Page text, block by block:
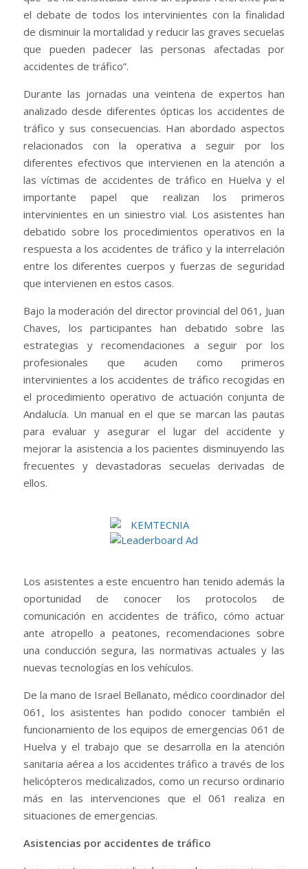
el debate de todos los intervinientes con la finalidad
de disminuir la mortalidad y reducir las graves secuelas
que pueden padecer las personas afectadas por
accidentes de tráfico”.
Durante las jornadas una veintena de expertos han
analizado desde diferentes ópticas los accidentes de
tráfico y sus consecuencias. Han abordado aspectos
relacionados con la operativa a seguir por los
diferentes efectivos que intervienen en la atención a
las víctimas de accidentes de tráfico en Huelva y el
importante papel que realizan los primeros
intervinientes en un siniestro vial. Los asistentes han
debatido sobre los procedimientos operativos en la
respuesta a los accidentes de tráfico y la interrelación
entre los diferentes cuerpos y fuerzas de seguridad
que intervienen en estos casos.
Bajo la moderación del director provincial del 061, Juan
Chaves, los participantes han debatido sobre las
estrategias y recomendaciones a seguir por los
profesionales que acuden como primeros
intervinientes a los accidentes de tráfico recogidas en
el procedimiento operativo de actuación conjunta de
Andalucía. Un manual en el que se marcan las pautas
para evaluar y asegurar el lugar del accidente y
mejorar la asistencia a los pacientes disminuyendo las
frecuentes y devastadoras secuelas derivadas de
ellos.
Los asistentes a este encuentro han tenido además la
oportunidad de conocer los protocolos de
comunicación en accidentes de tráfico, cómo actuar
ante atropello a peatones, recomendaciones sobre
una conducción segura, las normativas actuales y las
nuevas tecnologías en los vehículos.
De la mano de Israel Bellanato, médico coordinador del
061, los asistentes han podido conocer también el
funcionamiento de los equipos de emergencias 061 de
Huelva y el trabajo que se desarrolla en la atención
sanitaria aérea a los accidentes tráfico a través de los
helicópteros medicalizados, como un recurso ordinario
más en las intervenciones que el 061 realiza en
situaciones de emergencias.
Asistencias por accidentes de tráfico